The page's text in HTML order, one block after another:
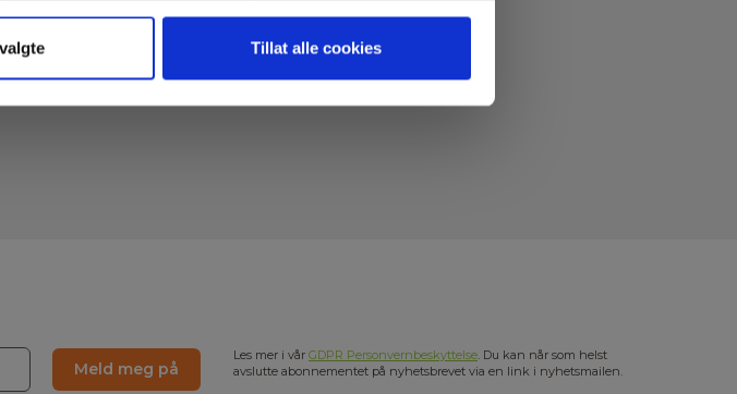
Tillat alle cookies
Meld meg på
Les mer i vår GDPR Personvernbeskyttelse. Du kan når som helst
avslutte abonnementet på nyhetsbrevet via en link i nyhetsmailen.